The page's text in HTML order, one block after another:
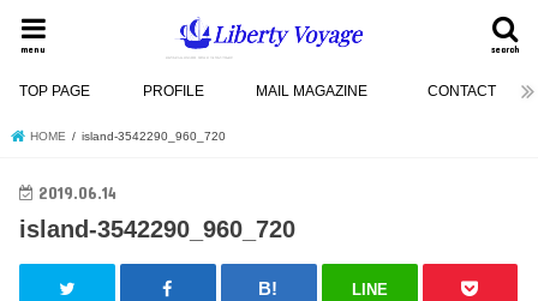
search
menu
TOP PAGE PROFILE MAIL MAGAZINE CONTACT
HOME island-3542290_960_720
2019.06.14
island-3542290_960_720
LINE